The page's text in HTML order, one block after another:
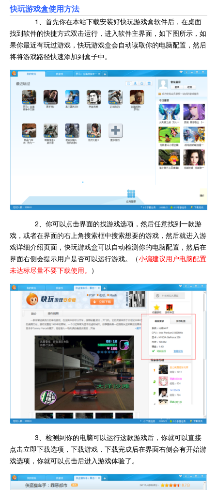
快玩游戏盒使用方法
1、首先你在本站下载安装好快玩游戏盒软件后，在桌面
找到软件的快捷方式双击运行，进入软件主界面，如下图所示，如
果你最近有玩过游戏，快玩游戏盒会自动读取你的电脑配置，然后
将将游戏路径快速添加到盒子中。
2、你可以点击界面的找游戏选项，然后任意找到一款游
戏，或者在界面的右上角搜索框中搜索想要的游戏，然后就进入游
戏详细介绍页面，快玩游戏盒可以自动检测你的电脑配置，然后在
界面右侧会提示用户是否可以运行游戏。（小编建议用户电脑配置
未达标尽量不要下载使用。 ）
3、检测到你的电脑可以运行这款游戏后，你就可以直接
点击立即下载选项，下载游戏，下载完成后在界面右侧会有开始游
戏选项，你就可以点击后进入游戏体验了。